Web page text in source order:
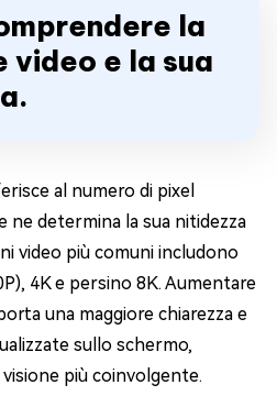
la
video e la sua
al numero di pixel
ne determina la sua nitidezza
video più comuni includono
4K e persino 8K. Aumentare
una maggiore chiarezza e
sullo schermo,
più coinvolgente.